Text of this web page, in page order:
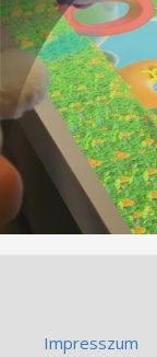
Impresszum